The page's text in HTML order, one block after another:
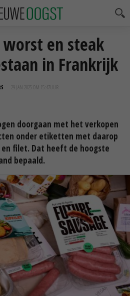
en steak
in Frankrijk
29 JAN 2025 OM 15:47
doorgaan met het verkopen
onder etiketten met daarop
filet. Dat heeft de hoogste
bepaald.